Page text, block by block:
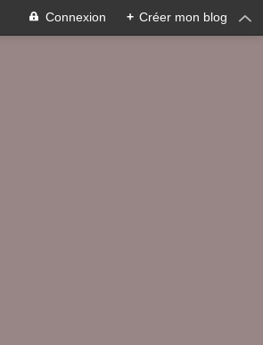
Connexion + Créer mon blog